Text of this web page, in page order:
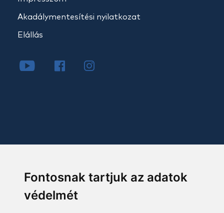
Fontosnak tartjuk az adatok
védelmét
Akadálymentesítési nyilatkozat
Elállás